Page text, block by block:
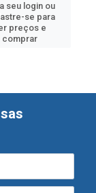
seu login ou
se para
preços e
comprar